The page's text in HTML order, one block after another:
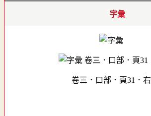
字彙
卷三．口部．頁31．右